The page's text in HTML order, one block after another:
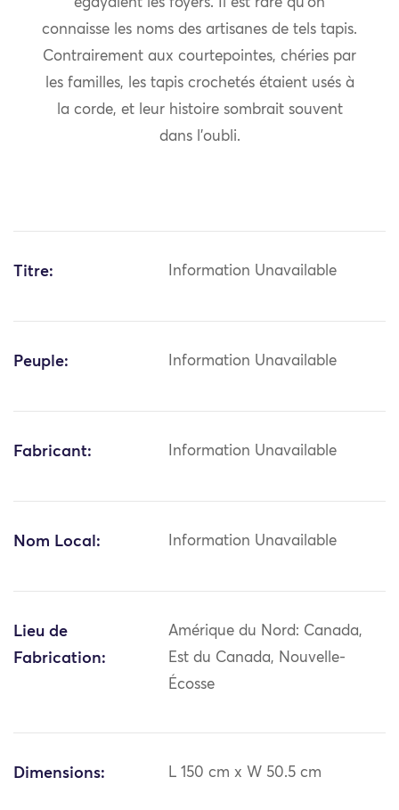
égayaient les foyers. Il est rare qu’on
connaisse les noms des artisanes de tels tapis.
Contrairement aux courtepointes, chéries par
les familles, les tapis crochetés étaient usés à
la corde, et leur histoire sombrait souvent
dans l’oubli.
Titre: Information Unavailable
Peuple: Information Unavailable
Fabricant: Information Unavailable
Nom Local: Information Unavailable
Lieu de
Fabrication:
Amérique du Nord: Canada,
Est du Canada, Nouvelle-
Écosse
Dimensions: L 150 cm x W 50.5 cm